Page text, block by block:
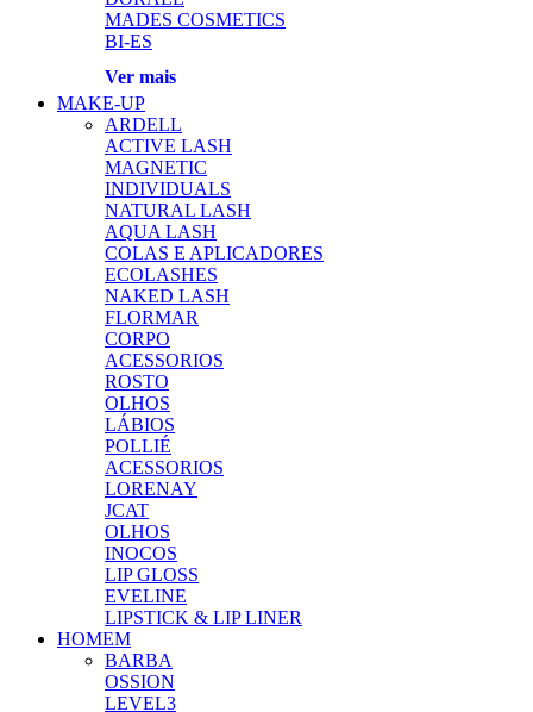
MADES COSMETICS
BI-ES
Ver mais
MAKE-UP
ARDELL
ACTIVE LASH
MAGNETIC
INDIVIDUALS
NATURAL LASH
AQUA LASH
COLAS E APLICADORES
ECOLASHES
NAKED LASH
FLORMAR
CORPO
ACESSORIOS
ROSTO
OLHOS
LÁBIOS
POLLIÉ
ACESSORIOS
LORENAY
JCAT
OLHOS
INOCOS
LIP GLOSS
EVELINE
LIPSTICK & LIP LINER
HOMEM
BARBA
OSSION
LEVEL3